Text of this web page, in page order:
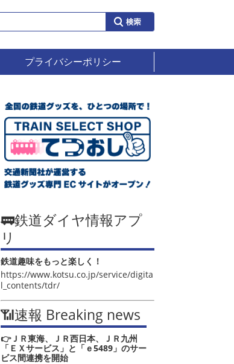
プライバシーポリシー
🚃鉄道ダイヤ情報アプ
リ
鉄道趣味をもっと楽しく！
https://www.kotsu.co.jp/service/digita
l_contents/tdr/
📶速報 Breaking news
👉ＪＲ東海、ＪＲ西日本、ＪＲ九州
「ＥＸサービス」と「ｅ5489」のサー
ビス間連携を開始